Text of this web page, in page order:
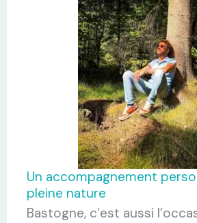
Un accompagnement
pleine nature
Bastogne, c’est aussi